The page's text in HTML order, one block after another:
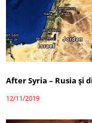
After Syria – Rusia și
12/11/2019